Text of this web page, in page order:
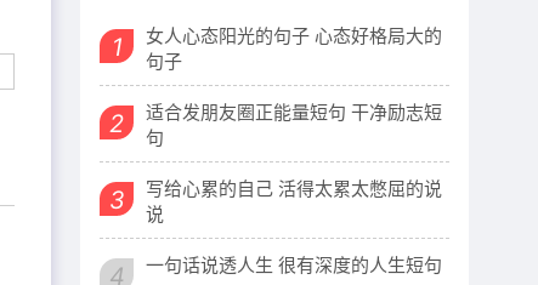
1
女人心态阳光的句子 心态好格局大的
句子
2
适合发朋友圈正能量短句 干净励志短
句
3
写给心累的自己 活得太累太憋屈的说
说
4 一句话说透人生 很有深度的人生短句